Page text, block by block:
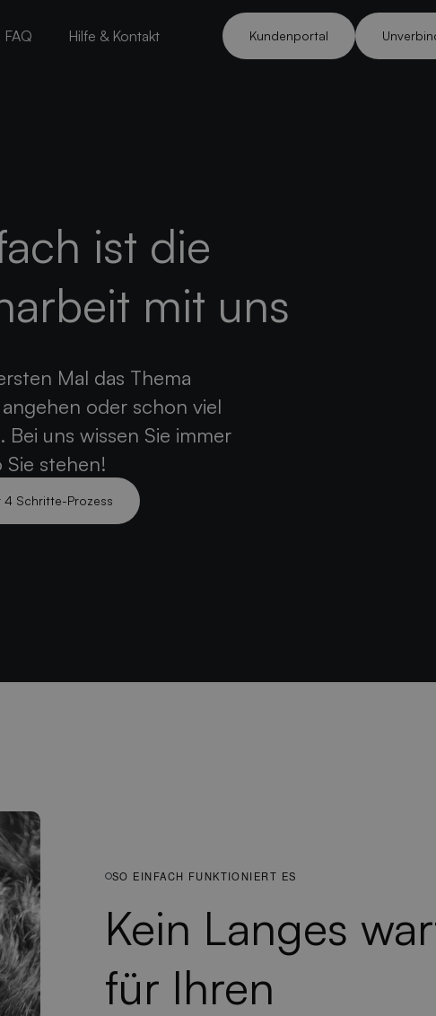
FAQ Hilfe & Kontakt
Kundenportal
Kundenportal
ist die
mit uns
Mal das Thema
oder schon viel
uns wissen Sie immer
Sie stehen!
4 Schritte-Prozess
4 Schritte-Prozess
SO EINFACH FUNKTIONIERT ES
Kein Langes
für Ihren